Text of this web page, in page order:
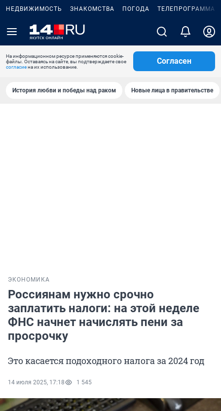
НЕДВИЖИМОСТЬ ЗНАКОМСТВА ПОГОДА ТЕЛЕПРОГРАММА
На информационном ресурсе применяются cookie-
файлы. Оставаясь на сайте, вы подтверждаете свое
согласиена их использование.
Согласен
История любви и победы над раком Новые лица в правительстве
ЭКОНОМИКА
Россиянам нужно срочно
заплатить налоги: на этой неделе
ФНС начнет начислять пени за
просрочку
Это касается подоходного налога за 2024 год
14 июля 2025, 17:18 1 545